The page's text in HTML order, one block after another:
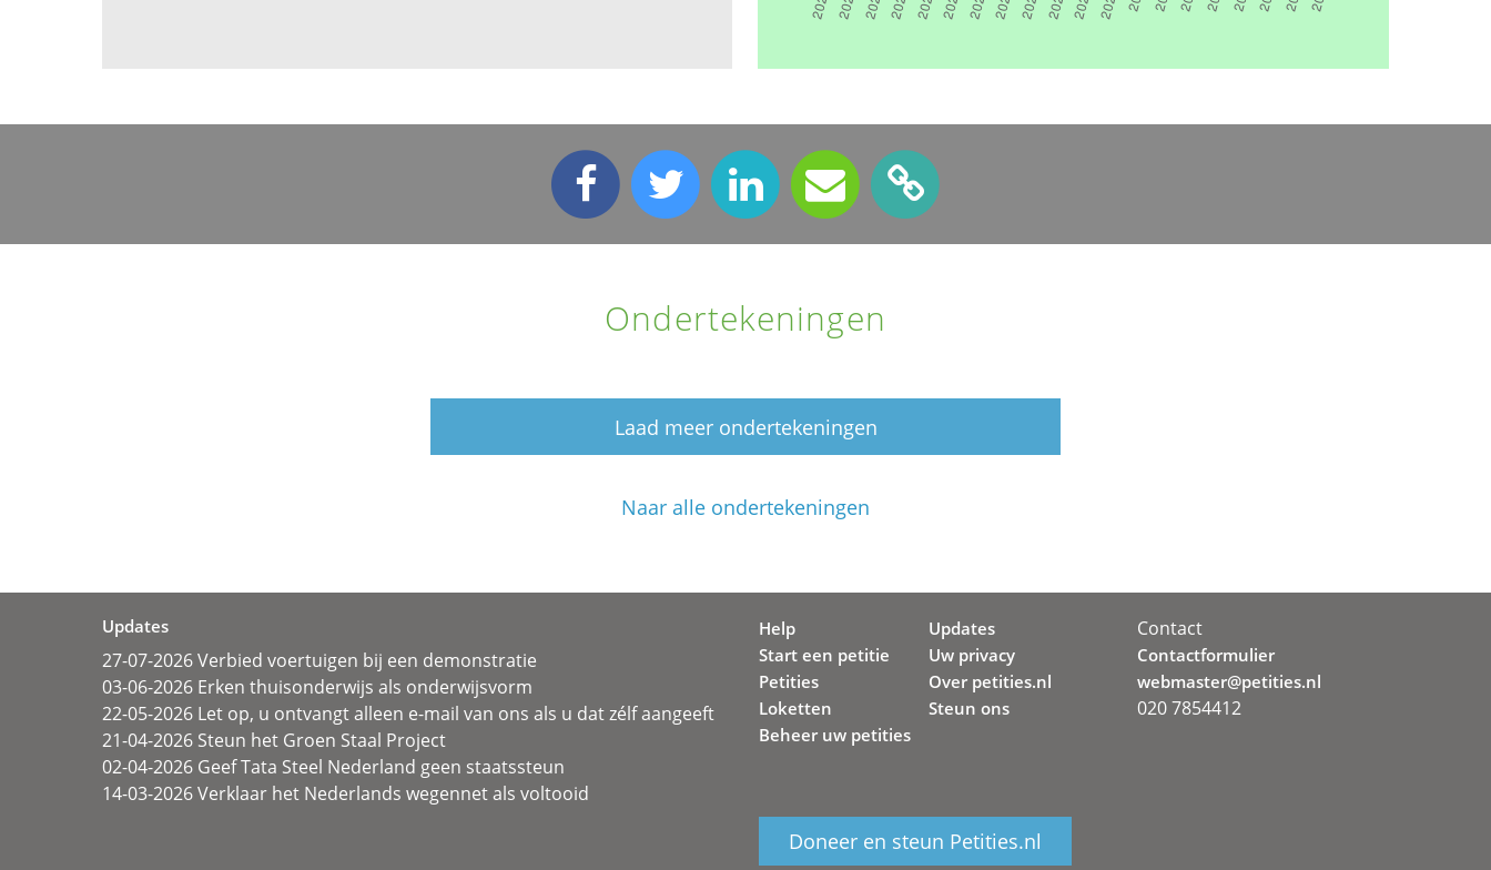
Ondertekeningen
Laad meer ondertekeningen
Naar alle ondertekeningen
Updates
27-07-2026 Verbied voertuigen bij een demonstratie
03-06-2026 Erken thuisonderwijs als onderwijsvorm
22-05-2026 Let op, u ontvangt alleen e-mail van ons als u dat zélf aangeeft
21-04-2026 Steun het Groen Staal Project
02-04-2026 Geef Tata Steel Nederland geen staatssteun
14-03-2026 Verklaar het Nederlands wegennet als voltooid
Help
Start een petitie
Petities
Loketten
Beheer uw petities
Updates
Uw privacy
Over petities.nl
Steun ons
Doneer en steun Petities.nl
Contact
Contactformulier
webmaster@petities.nl
020 7854412